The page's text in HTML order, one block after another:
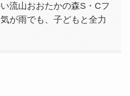
い流山おおたかの森S・Cフ
が雨でも、子どもと全力